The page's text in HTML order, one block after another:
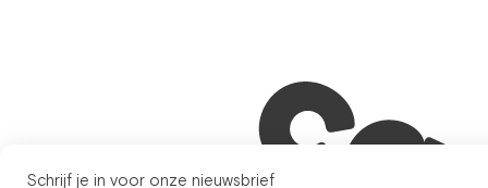
Schrijf je in voor onze nieuwsbrief